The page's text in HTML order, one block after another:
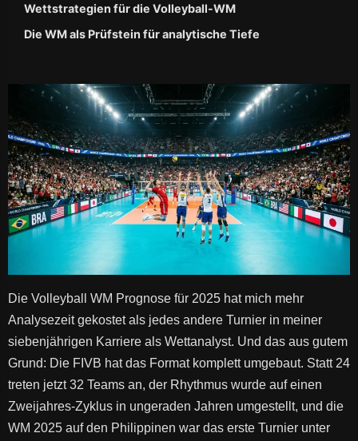
Wettstrategien für die Volleyball-WM
Die WM als Prüfstein für analytische Tiefe
Die Volleyball WM Prognose für 2025 hat mich mehr
Analysezeit gekostet als jedes andere Turnier in meiner
siebenjährigen Karriere als Wettanalyst. Und das aus gutem
Grund: Die FIVB hat das Format komplett umgebaut. Statt 24
treten jetzt 32 Teams an, der Rhythmus wurde auf einen
Zweijahres-Zyklus in ungeraden Jahren umgestellt, und die
WM 2025 auf den Philippinen war das erste Turnier unter